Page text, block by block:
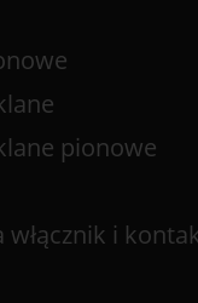
pionowe
włącznik i